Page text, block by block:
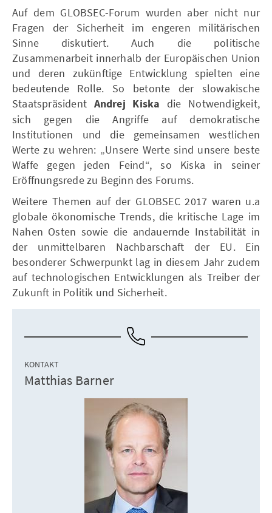
Auf dem GLOBSEC-Forum wurden aber nicht nur
Fragen der Sicherheit im engeren militärischen
Sinne diskutiert. Auch die politische
Zusammenarbeit innerhalb der Europäischen Union
und deren zukünftige Entwicklung spielten eine
bedeutende Rolle. So betonte der slowakische
Staatspräsident Andrej Kiska die Notwendigkeit,
sich gegen die Angriffe auf demokratische
Institutionen und die gemeinsamen westlichen
Werte zu wehren: „Unsere Werte sind unsere beste
Waffe gegen jeden Feind“, so Kiska in seiner
Eröffnungsrede zu Beginn des Forums.
Weitere Themen auf der GLOBSEC 2017 waren u.a
globale ökonomische Trends, die kritische Lage im
Nahen Osten sowie die andauernde Instabilität in
der unmittelbaren Nachbarschaft der EU. Ein
besonderer Schwerpunkt lag in diesem Jahr zudem
auf technologischen Entwicklungen als Treiber der
Zukunft in Politik und Sicherheit.
KONTAKT
Matthias Barner